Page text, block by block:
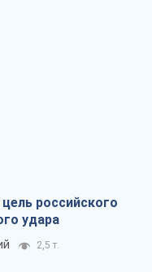
российского
удара
2,5 т.